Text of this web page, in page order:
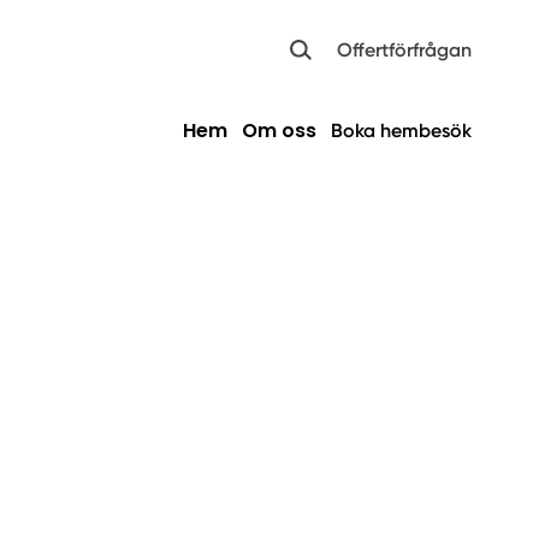
Offertförfrågan
Hem Om oss Boka hembesök